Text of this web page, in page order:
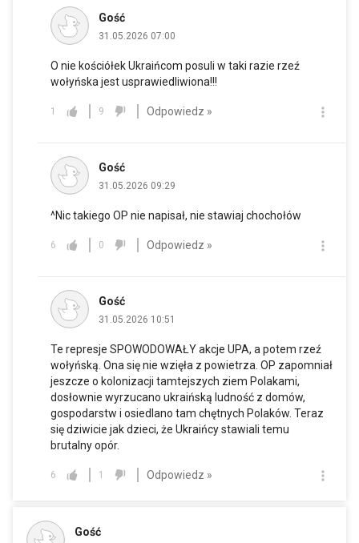
Gość
31.05.2026 07:00
O nie kościółek Ukraińcom posuli w taki razie rzeź
wołyńska jest usprawiedliwiona!!!
1 9 Odpowiedz »
Gość
31.05.2026 09:29
^Nic takiego OP nie napisał, nie stawiaj chochołów
6 0 Odpowiedz »
Gość
31.05.2026 10:51
Te represje SPOWODOWAŁY akcje UPA, a potem rzeź
wołyńską. Ona się nie wzięła z powietrza. OP zapomniał
jeszcze o kolonizacji tamtejszych ziem Polakami,
dosłownie wyrzucano ukraińską ludność z domów,
gospodarstw i osiedlano tam chętnych Polaków. Teraz
się dziwicie jak dzieci, że Ukraińcy stawiali temu
brutalny opór.
6 1 Odpowiedz »
Gość